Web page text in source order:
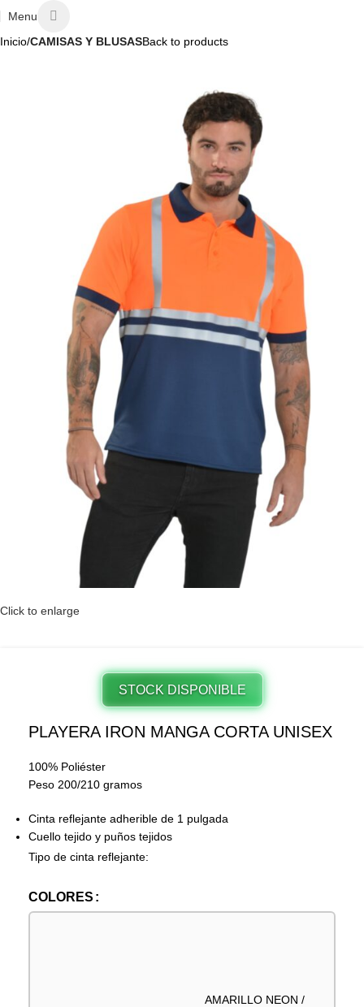
Menu
Inicio CAMISAS Y BLUSASBack to products
Click to enlarge
STOCK DISPONIBLE
PLAYERA IRON MANGA CORTA UNISEX
100% Poliéster
Peso 200/210 gramos
Cinta reflejante adherible de 1 pulgada
Cuello tejido y puños tejidos
Tipo de cinta reflejante:
COLORES
AMARILLO NEON /